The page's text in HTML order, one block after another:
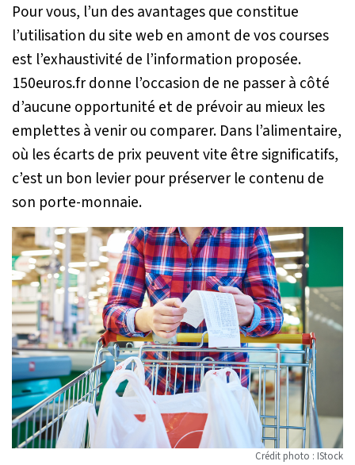
Pour vous, l’un des avantages que constitue
l’utilisation du site web en amont de vos courses
est l’exhaustivité de l’information proposée.
150euros.fr donne l’occasion de ne passer à côté
d’aucune opportunité et de prévoir au mieux les
emplettes à venir ou comparer. Dans l’alimentaire,
où les écarts de prix peuvent vite être significatifs,
c’est un bon levier pour préserver le contenu de
son porte-monnaie.
Crédit photo : IStock